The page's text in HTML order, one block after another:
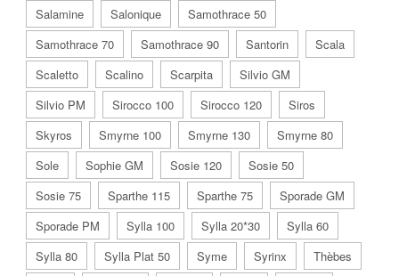
Salamine
Salonique
Samothrace 50
Samothrace 70
Samothrace 90 Santorin
Scala
Scaletto
Scalino Scarpita
Silvio GM
Silvio PM
Sirocco 100 Sirocco 120
Siros
Skyros
Smyrne 100 Smyrne 130
Smyrne 80
Sole
Sophie GM Sosie 120
Sosie 50
Sosie 75
Sparthe 115 Sparthe 75
Sporade GM
Sporade PM
Sylla 100 Sylla 20*30
Sylla 60
Sylla 80
Sylla Plat 50 Syme Syrinx
Thèbes